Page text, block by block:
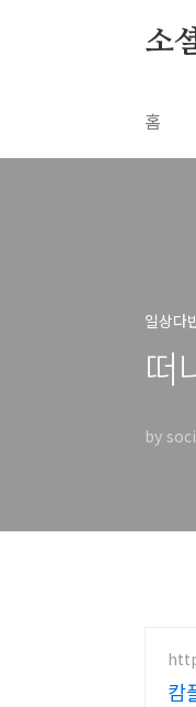
소
홈
일상다
떠
by
캄